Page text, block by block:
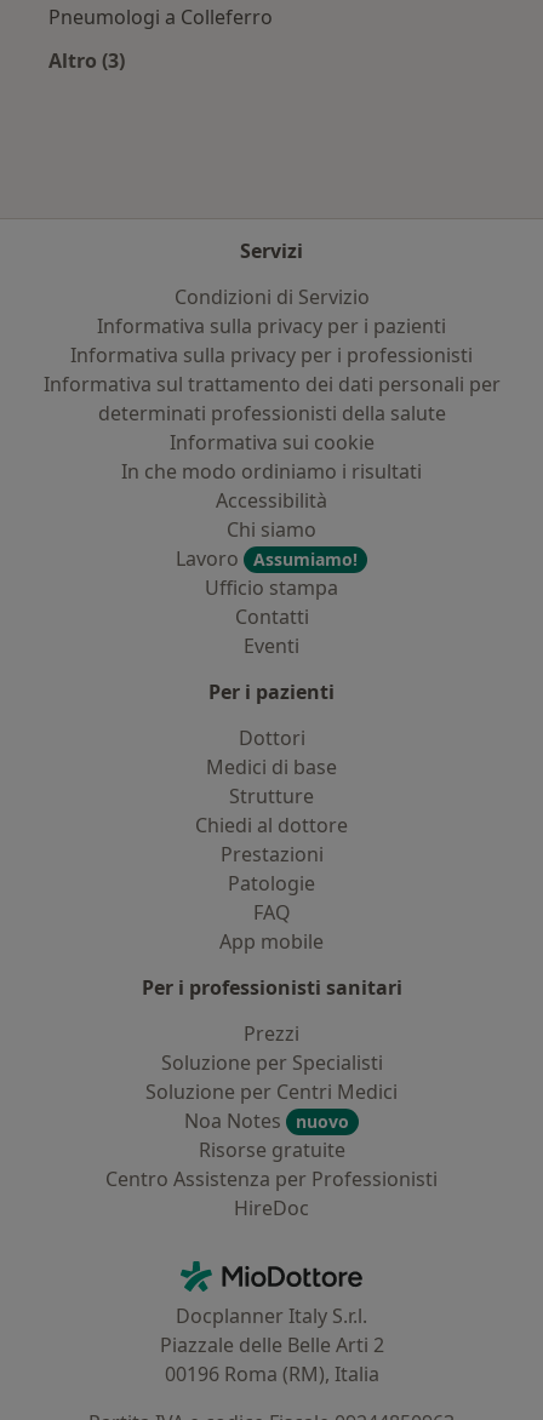
Pneumologi a Colleferro
Altro (3)
Servizi
Condizioni di Servizio
Informativa sulla privacy per i pazienti
Informativa sulla privacy per i professionisti
Informativa sul trattamento dei dati personali per
determinati professionisti della salute
Informativa sui cookie
In che modo ordiniamo i risultati
Accessibilità
Chi siamo
Lavoro
Assumiamo!
Ufficio stampa
Contatti
Eventi
Per i pazienti
Dottori
Medici di base
Strutture
Chiedi al dottore
Prestazioni
Patologie
FAQ
App mobile
Per i professionisti sanitari
Prezzi
Soluzione per Specialisti
Soluzione per Centri Medici
Noa Notes
nuovo
Risorse gratuite
Centro Assistenza per Professionisti
HireDoc
MioDottore - Homepage
Docplanner Italy S.r.l.
Piazzale delle Belle Arti 2
00196 Roma (RM), Italia